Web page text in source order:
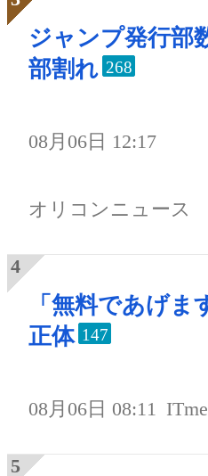
ジャンプ発行部
部割れ 268
08月06日 12:17
オリコンニュース
「無料であげま
正体 147
08月06日 08:11